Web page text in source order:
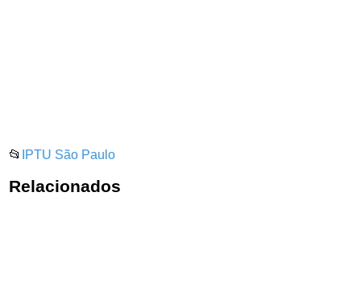
📂 IPTU São Paulo
Relacionados